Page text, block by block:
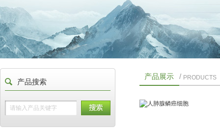
产品搜索
产品展示 / PRODUCTS